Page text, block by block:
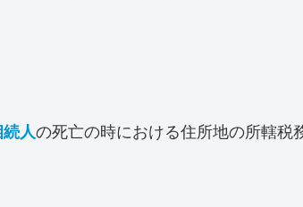
人の死亡の時における住所地の所轄税